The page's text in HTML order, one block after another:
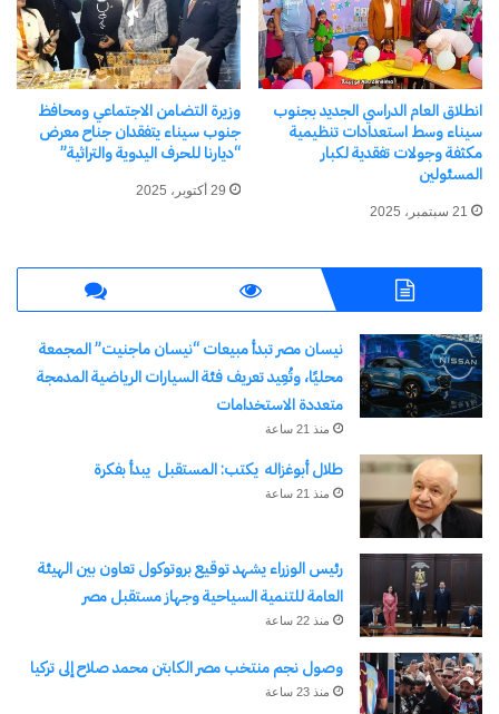
نسخ الرابط
انطلاق العام الدراسي الجديد بجنوب
سيناء وسط استعدادات تنظيمية
مكثفة وجولات تفقدية لكبار
المسئولين
21 سبتمبر، 2025
وزيرة التضامن الاجتماعي ومحافظ
جنوب سيناء يتفقدان جناح معرض
“ديارنا للحرف اليدوية والتراثية”
29 أكتوبر، 2025
نيسان مصر تبدأ مبيعات “نيسان ماجنيت” المجمعة
محليًا، وتُعِيد تعريف فئة السيارات الرياضية المدمجة
متعددة الاستخدامات
منذ 21 ساعة
طلال أبوغزاله يكتب: المستقبل يبدأ بفكرة
منذ 21 ساعة
رئيس الوزراء يشهد توقيع بروتوكول تعاون بين الهيئة
العامة للتنمية السياحية وجهاز مستقبل مصر
منذ 22 ساعة
وصول نجم منتخب مصر الكابتن محمد صلاح إلى تركيا
منذ 23 ساعة